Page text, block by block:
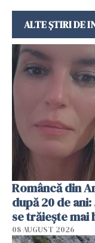
ALTE ȘTIRI DE
Româncă din
după 20 de
se trăiește mai
08 AUGUST 2026